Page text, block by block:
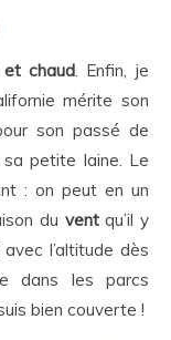
chaud. Enfin, je
mérite son
son passé de
sa petite laine. Le
: on peut en un
du ventqu’il y
l’altitude dès
dans les parcs
bien couverte !